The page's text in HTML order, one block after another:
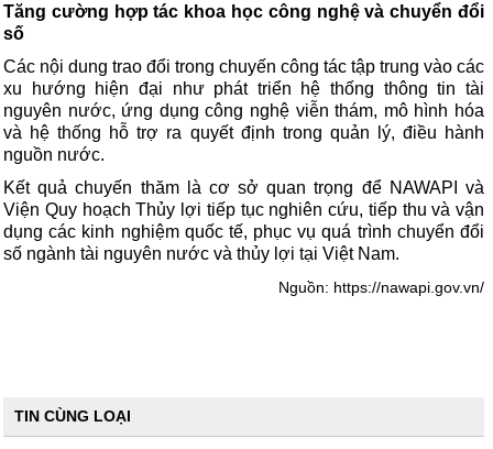
Tăng cường hợp tác khoa học công nghệ và chuyển đổi
số
Các nội dung trao đổi trong chuyến công tác tập trung vào các
xu hướng hiện đại như phát triển hệ thống thông tin tài
nguyên nước, ứng dụng công nghệ viễn thám, mô hình hóa
và hệ thống hỗ trợ ra quyết định trong quản lý, điều hành
nguồn nước.
Kết quả chuyến thăm là cơ sở quan trọng để NAWAPI và
Viện Quy hoạch Thủy lợi tiếp tục nghiên cứu, tiếp thu và vận
dụng các kinh nghiệm quốc tế, phục vụ quá trình chuyển đổi
số ngành tài nguyên nước và thủy lợi tại Việt Nam.
Nguồn: https://nawapi.gov.vn/
TIN CÙNG LOẠI